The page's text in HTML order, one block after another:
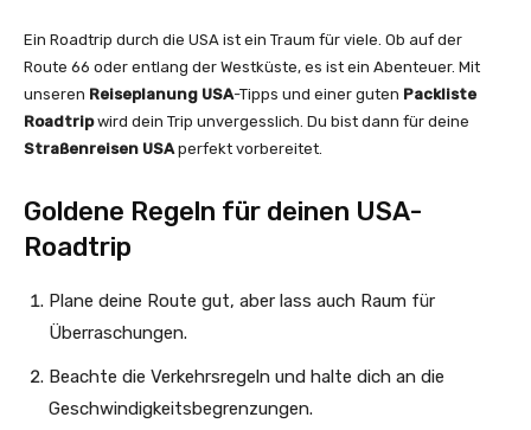
Ein Roadtrip durch die USA ist ein Traum für viele. Ob auf der
Route 66 oder entlang der Westküste, es ist ein Abenteuer. Mit
unseren Reiseplanung USA-Tipps und einer guten Packliste
Roadtripwird dein Trip unvergesslich. Du bist dann für deine
Straßenreisen USAperfekt vorbereitet.
Goldene Regeln für deinen USA-
Roadtrip
Plane deine Route gut, aber lass auch Raum für
Überraschungen.
Beachte die Verkehrsregeln und halte dich an die
Geschwindigkeitsbegrenzungen.